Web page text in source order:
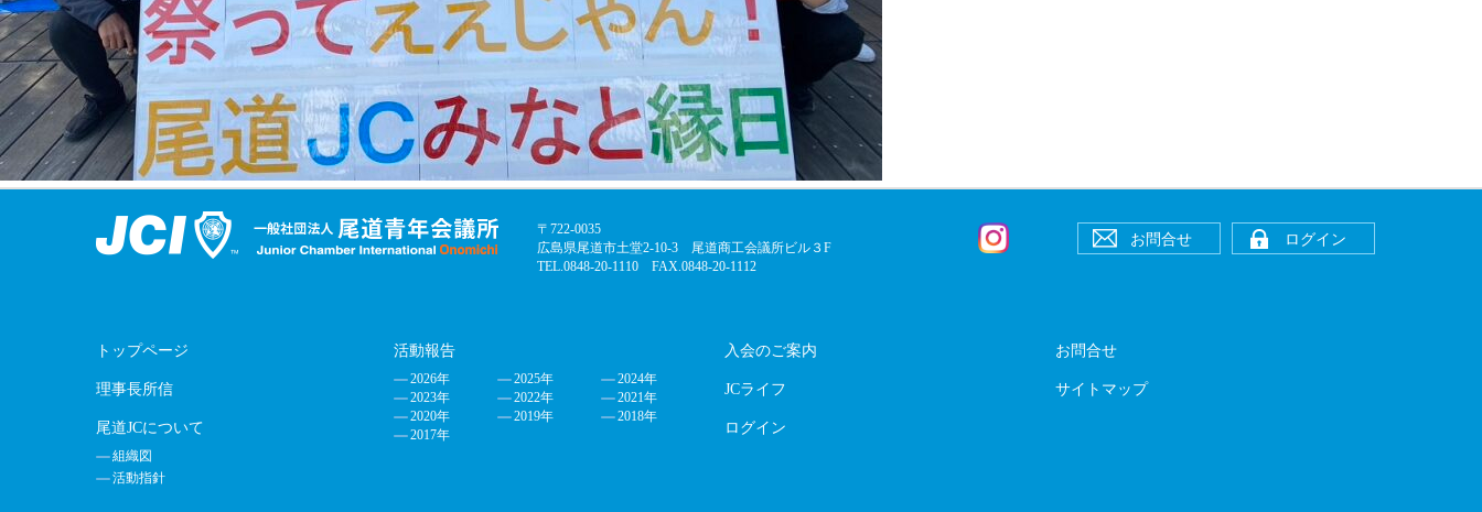
〒722-0035
広島県尾道市土堂2-10-3 尾道商工会議所ビル３F
TEL.0848-20-1110 FAX.0848-20-1112
お問合せ ログイン
トップページ
理事長所信
尾道JCについて
組織図
活動指針
活動報告
2026年 2025年
2024年
2023年
2022年
2021年
2020年
2019年
2018年
2017年
入会のご案内
JCライフ
ログイン
お問合せ
サイトマップ